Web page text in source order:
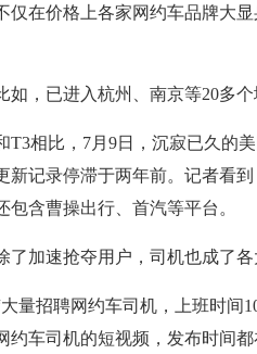
在价格上各家网约车品牌大显
已进入杭州、南京等20多个
相比，7月9日，沉寂已久的美
新记录停滞于两年前。记者看
包含曹操出行、首汽等平台。
加速抢夺用户，司机也成了各
招聘网约车司机，上班时间10
约车司机的短视频，发布时间都